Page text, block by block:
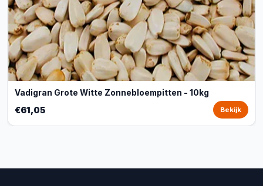
Vadigran Grote Witte Zonnebloempitten - 10kg
€61,05 Bekijk